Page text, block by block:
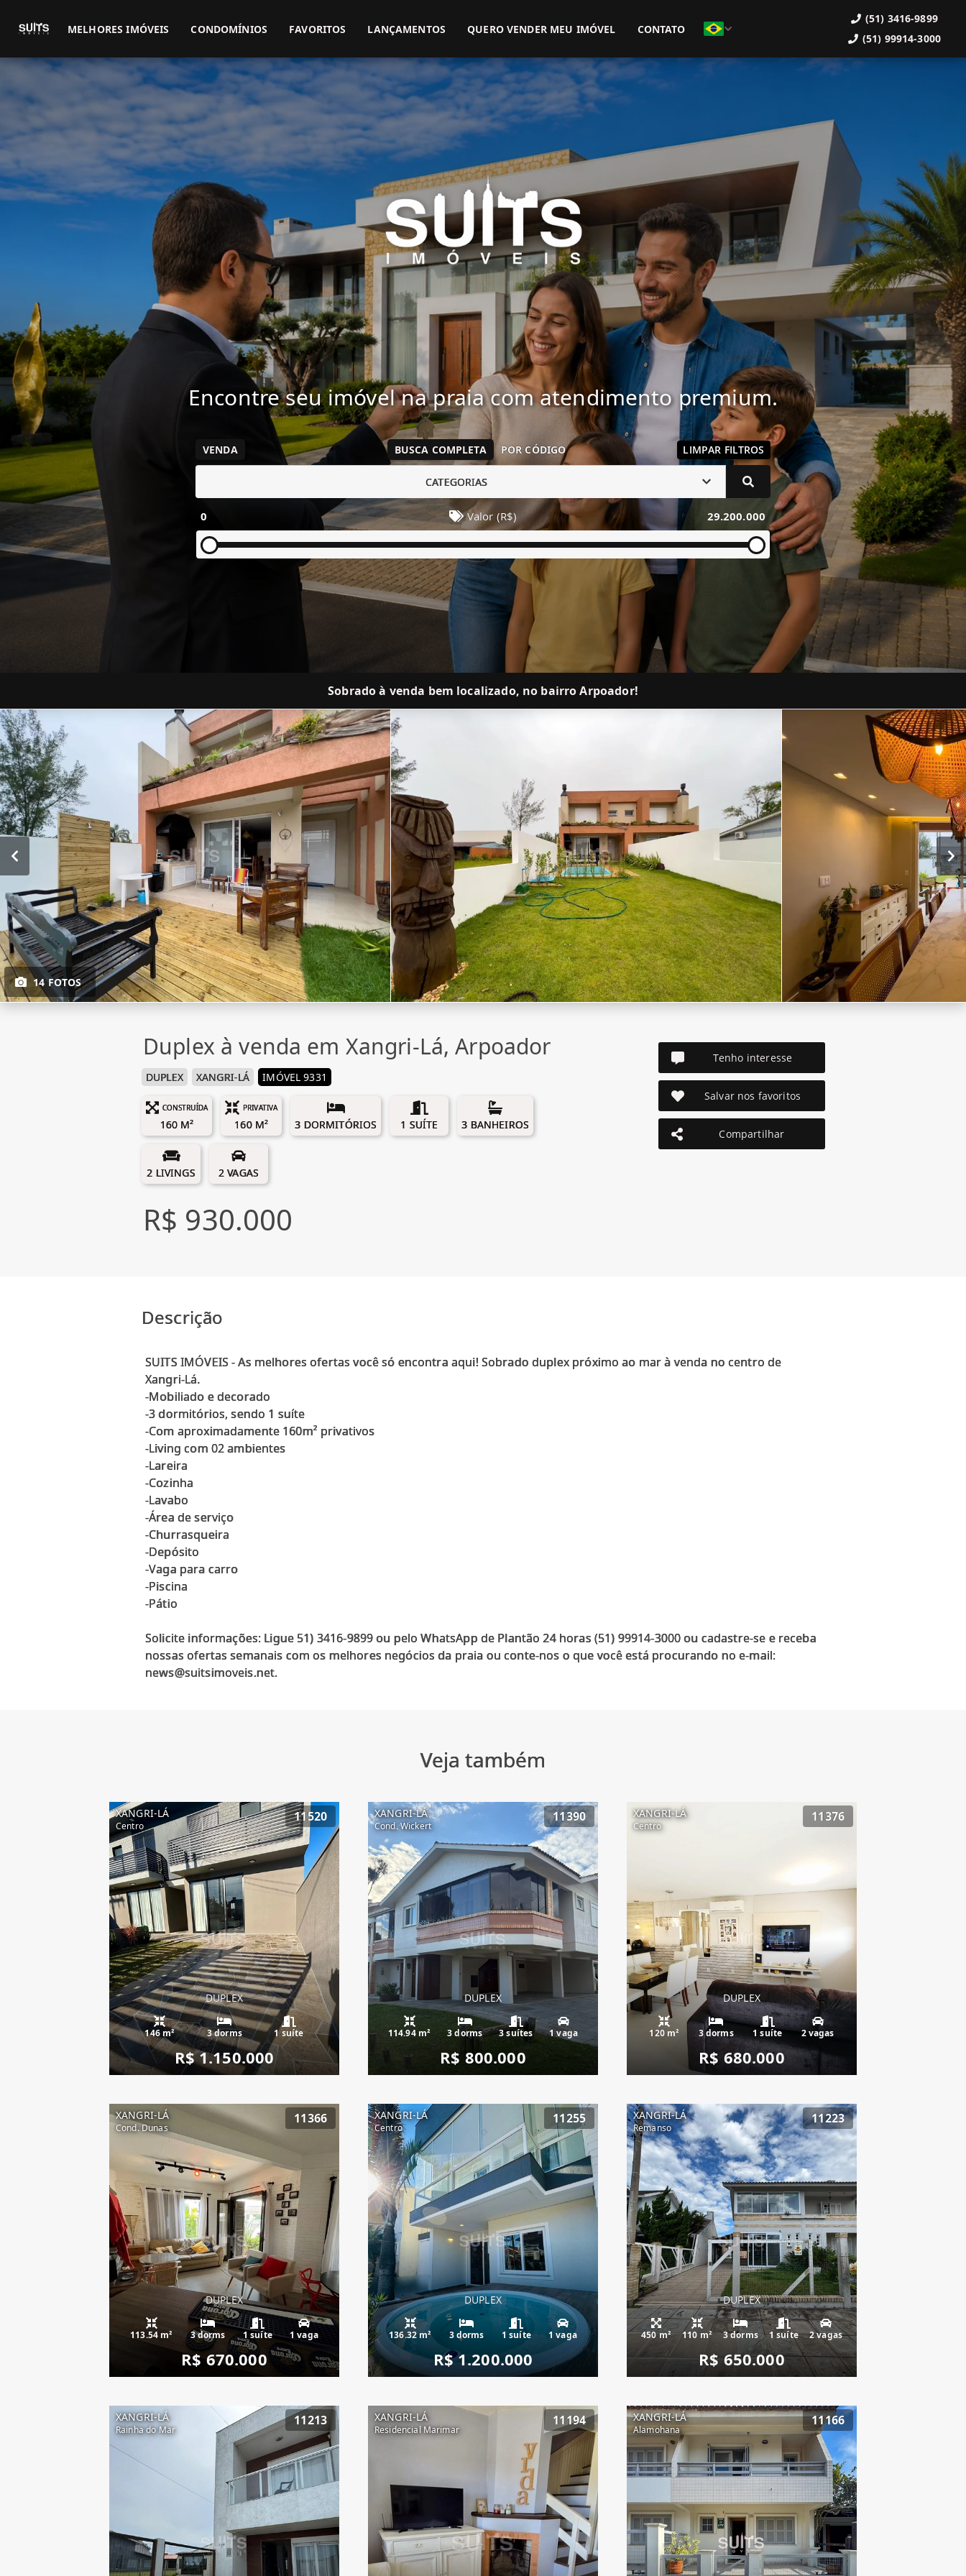
(51) 3416-9899 (51) 99914-3000
MELHORES IMÓVEIS CONDOMÍNIOS FAVORITOS LANÇAMENTOS QUERO VENDER MEU IMÓVEL CONTATO
(51) 3416-9899
(51) 99914-3000
Encontre seu imóvel na praia com atendimento premium.
VENDA BUSCA COMPLETA POR CÓDIGO LIMPAR FILTROS
CATEGORIAS
0 Valor (R$) 29.200.000
Sobrado à venda bem localizado, no bairro Arpoador!
14 FOTOS
Duplex à venda em Xangri-Lá, Arpoador
DUPLEX XANGRI-LÁ IMÓVEL 9331
CONSTRUÍDA
160 M²
PRIVATIVA
160 M² 3 DORMITÓRIOS 1 SUÍTE 3 BANHEIROS
2 LIVINGS 2 VAGAS
R$ 930.000
Tenho interesse
Salvar nos favoritos
Compartilhar
Descrição
SUITS IMÓVEIS - As melhores ofertas você só encontra aqui! Sobrado duplex próximo ao mar à venda no centro de
Xangri-Lá.
-Mobiliado e decorado
-3 dormitórios, sendo 1 suíte
-Com aproximadamente 160m² privativos
-Living com 02 ambientes
-Lareira
-Cozinha
-Lavabo
-Área de serviço
-Churrasqueira
-Depósito
-Vaga para carro
-Piscina
-Pátio
Solicite informações: Ligue 51) 3416-9899 ou pelo WhatsApp de Plantão 24 horas (51) 99914-3000 ou cadastre-se e receba
nossas ofertas semanais com os melhores negócios da praia ou conte-nos o que você está procurando no e-mail:
Veja também
XANGRI-LÁ
Centro
11520
DUPLEX
146 m² 3 dorms 1 suíte
R$ 1.150.000
XANGRI-LÁ
Cond. Wickert
11390
DUPLEX
114.94 m² 3 dorms 3 suítes 1 vaga
R$ 800.000
XANGRI-LÁ
Centro
11376
DUPLEX
120 m² 3 dorms 1 suíte 2 vagas
R$ 680.000
XANGRI-LÁ
Cond. Dunas
11366
DUPLEX
113.54 m² 3 dorms 1 suíte 1 vaga
R$ 670.000
XANGRI-LÁ
Centro
11255
DUPLEX
136.32 m² 3 dorms 1 suíte 1 vaga
R$ 1.200.000
XANGRI-LÁ
Remanso
11223
DUPLEX
450 m² 110 m² 3 dorms 1 suíte 2 vagas
R$ 650.000
XANGRI-LÁ
Rainha do Mar
11213 XANGRI-LÁ
Residencial Marimar
11194 XANGRI-LÁ
Alamohana
11166